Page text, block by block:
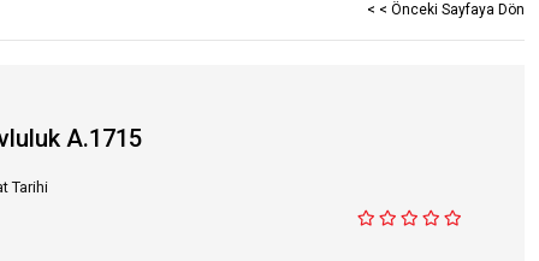
< < Önceki Sayfaya Dön
A.1715
Tarihi